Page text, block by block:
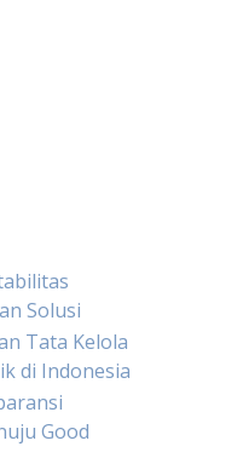
Solusi
Tata Kelola
di Indonesia
Good